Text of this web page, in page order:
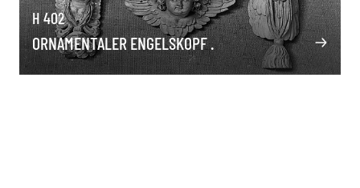
H 402
ORNAMENTALER ENGELSKOPF .